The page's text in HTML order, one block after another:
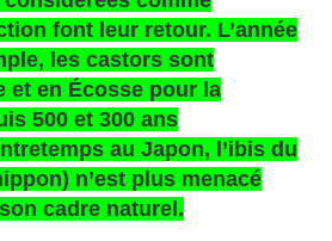
font leur retour. L’année
les castors sont
et en Écosse pour la
500 et 300 ans
au Japon, l’ibis du
n’est plus menacé
cadre naturel.